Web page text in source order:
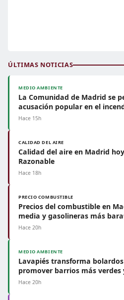
ÚLTIMAS NOTICIAS
MEDIO AMBIENTE
La Comunidad de Madrid se
acusación popular en el
Hace 15h
CALIDAD DEL AIRE
Calidad del aire en Madrid
Razonable
Hace 18h
PRECIO COMBUSTIBLE
Precios del combustible en
media y gasolineras más
Hace 20h
MEDIO AMBIENTE
Lavapiés transforma
promover barrios más verdes
Hace 20h